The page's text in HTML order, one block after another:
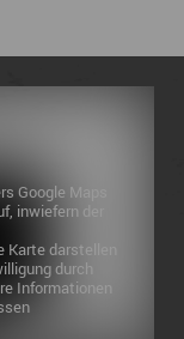
Google Maps
inwiefern der
darstellen
durch
Informationen